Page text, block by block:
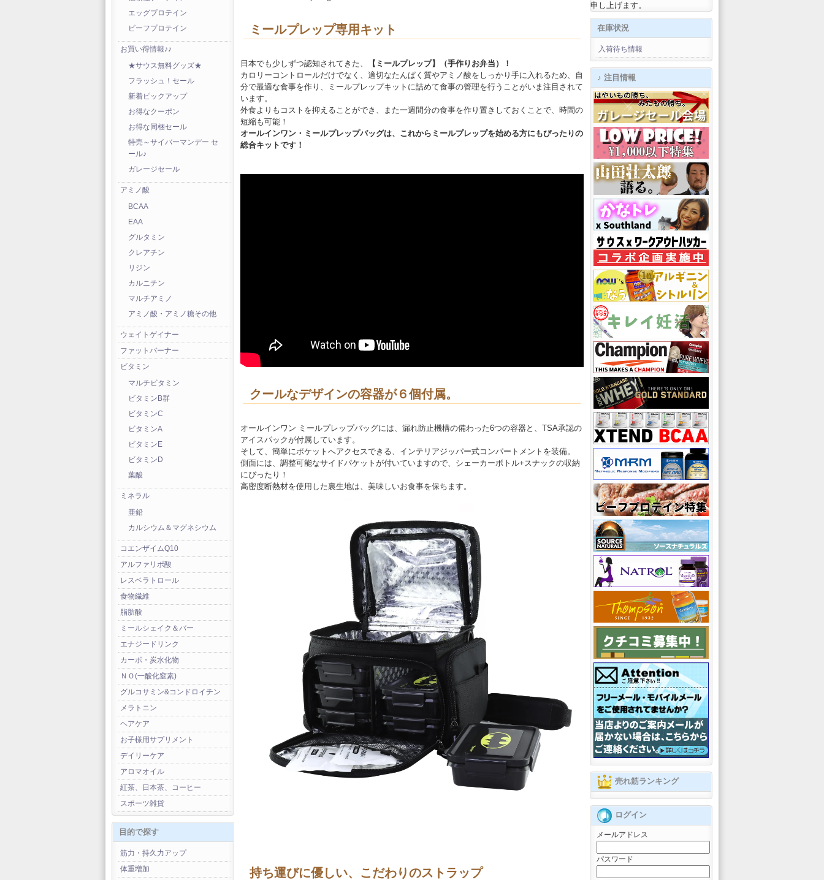
エッグプロテイン
ビーフプロテイン
お買い得情報♪♪
★サウス無料グッズ★
フラッシュ！セール
新着ピックアップ
お得なクーポン
お得な同梱セール
特売～サイバーマンデー セ
ール♪
ガレージセール
アミノ酸
BCAA
EAA
グルタミン
クレアチン
リジン
カルニチン
マルチアミノ
アミノ酸・アミノ糖その他
ウェイトゲイナー
ファットバーナー
ビタミン
マルチビタミン
ビタミンB群
ビタミンC
ビタミンA
ビタミンE
ビタミンD
葉酸
ミネラル
亜鉛
カルシウム＆マグネシウム
コエンザイムQ10
アルファリポ酸
レスベラトロール
食物繊維
脂肪酸
ミールシェイク＆バー
エナジードリンク
カーボ・炭水化物
ＮＯ(一酸化窒素)
グルコサミン&コンドロイチン
メラトニン
ヘアケア
お子様用サプリメント
デイリーケア
アロマオイル
紅茶、日本茶、コーヒー
スポーツ雑貨
目的で探す
筋力・持久力アップ
体重増加
ミールプレップ専用キット
日本でも少しずつ認知されてきた、
【ミールプレップ】（手作りお弁当）！
カロリーコントロールだけでなく、適切なたんぱく質やアミノ酸をしっかり手に入れるため、自
分で最適な食事を作り、ミールプレップキットに詰めて食事の管理を行うことがいま注目されて
います。
外食よりもコストを抑えることができ、また一週間分の食事を作り置きしておくことで、時間の
短縮も可能！
オールインワン・ミールプレップバッグは、これからミールプレップを始める方にもぴったりの
総合キットです！
クールなデザインの容器が６個付属。
オールインワン ミールプレップバッグには、漏れ防止機構の備わった6つの容器と、TSA承認の
アイスパックが付属しています。
そして、簡単にポケットへアクセスできる、インテリアジッパー式コンパートメントを装備。
側面には、調整可能なサイドパケットが付いていますので、シェーカーボトル+スナックの収納
にぴったり！
高密度断熱材を使用した裏生地は、美味しいお食事を保ちます。
持ち運びに優しい、こだわりのストラップ
申し上げます。
在庫状況
入荷待ち情報
♪ 注目情報
売れ筋ランキング
ログイン
メールアドレス
パスワード